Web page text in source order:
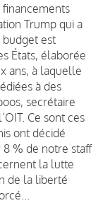
financements
Trump qui a
budget est
États, élaborée
ans, à laquelle
à des
secrétaire
Ce sont ces
ont décidé
8 % de notre staff
la lutte
de la liberté